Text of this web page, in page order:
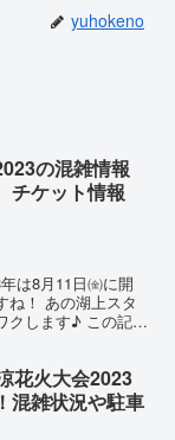
yuhokeno
の混雑情報
チケット情報
は8月11日㈮に開
ね！ あの湖上スタ
クします♪ この記事
花火大会2023
混雑状況や駐車